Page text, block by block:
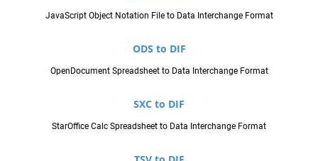
JavaScript Object Notation File to Data Interchange Format
ODS to DIF
OpenDocument Spreadsheet to Data Interchange Format
SXC to DIF
StarOffice Calc Spreadsheet to Data Interchange Format